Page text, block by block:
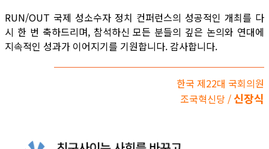
RUN/OUT 국제 성소수자 정치 컨퍼런스의 성공적인 개최를 다
시 한 번 축하드리며, 참석하신 모든 분들의 깊은 논의와 연대에
지속적인 성과가 이어지기를 기원합니다. 감사합니다.
한국 제22대 국회의원
조국혁신당 / 신장식